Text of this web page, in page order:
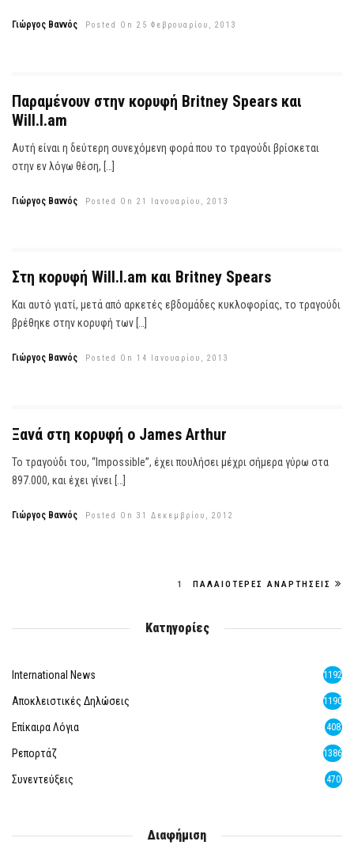
Γιώργος Βαννός Posted On 25 Φεβρουαρίου, 2013
Παραμένουν στην κορυφή Britney Spears και
Will.I.am
Αυτή είναι η δεύτερη συνεχόμενη φορά που το τραγούδι βρίσκεται
στην εν λόγω θέση, […]
Γιώργος Βαννός Posted On 21 Ιανουαρίου, 2013
Στη κορυφή Will.I.am και Britney Spears
Και αυτό γιατί, μετά από αρκετές εβδομάδες κυκλοφορίας, το τραγούδι
βρέθηκε στην κορυφή των […]
Γιώργος Βαννός Posted On 14 Ιανουαρίου, 2013
Ξανά στη κορυφή ο James Arthur
Το τραγούδι του, “Impossible”, έχει πουλήσει μέχρι σήμερα γύρω στα
897.000, και έχει γίνει […]
Γιώργος Βαννός Posted On 31 Δεκεμβρίου, 2012
1 ΠΑΛΑΙΌΤΕΡΕΣ ΑΝΑΡΤΉΣΕΙΣ
Κατηγορίες
International News 1192
Αποκλειστικές Δηλώσεις 1190
Επίκαιρα Λόγια 408
Ρεπορτάζ 1386
Συνεντεύξεις 470
Διαφήμιση